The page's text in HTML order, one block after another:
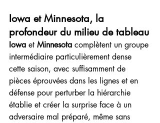
Iowa et Minnesota, la
profondeur du milieu de tableau
Iowa et Minnesota complètent un groupe
intermédiaire particulièrement dense
cette saison, avec suffisamment de
pièces éprouvées dans les lignes et en
défense pour perturber la hiérarchie
établie et créer la surprise face à un
adversaire mal préparé, même sans